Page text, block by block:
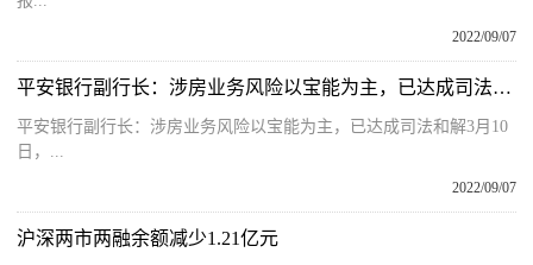
2022/09/07
平安银行副行长：涉房业务风险以宝能为主，已达成司法和解
平安银行副行长：涉房业务风险以宝能为主，已达成司法和解3月10
日，...
2022/09/07
沪深两市两融余额减少1.21亿元